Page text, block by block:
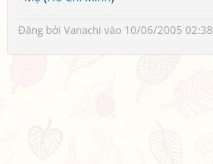
Đăng bởi Vanachi vào 10/06/2005 02:38